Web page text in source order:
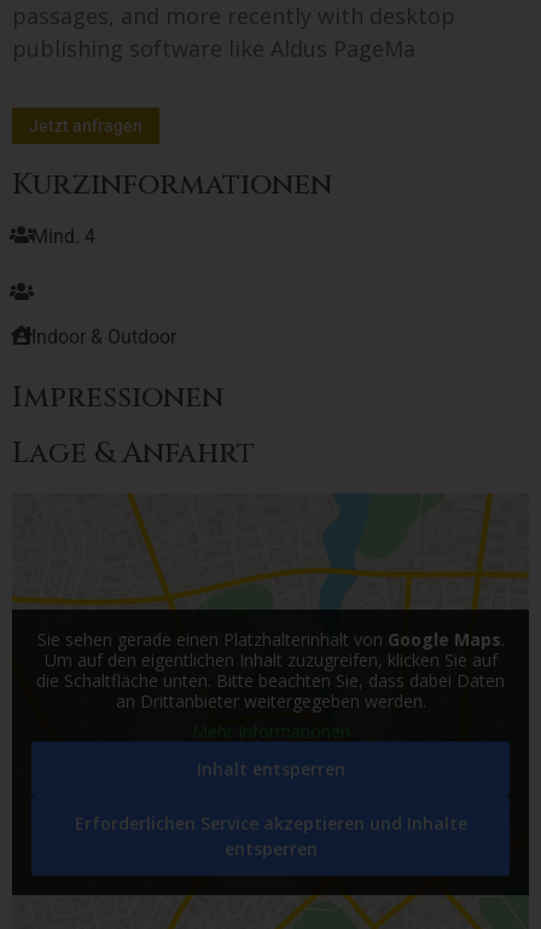
passages, and more recently with desktop
publishing software like Aldus PageMa
Jetzt anfragen
Kurzinformationen
Mind. 4
Indoor & Outdoor
Impressionen
Lage & Anfahrt
Sie sehen gerade einen Platzhalterinhalt von Google Maps.
Um auf den eigentlichen Inhalt zuzugreifen, klicken Sie auf
die Schaltfläche unten. Bitte beachten Sie, dass dabei Daten
an Drittanbieter weitergegeben werden.
Mehr Informationen
Inhalt entsperren
Erforderlichen Service akzeptieren und Inhalte
entsperren